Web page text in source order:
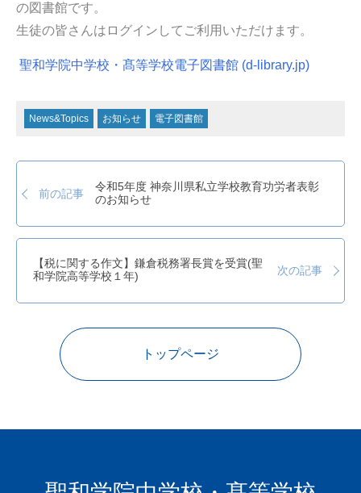
の図書館です。
生徒の皆さんはログインしてご利用いただけます。
聖和学院中学校・髙等学校電子図書館 (d-library.jp)
News&Topics お知らせ 電子図書館
前の記事
令和5年度 神奈川県私立学校教育功労者表彰
のお知らせ
【税に関する作文】鎌倉税務署長賞を受賞(聖
和学院高等学校１年)
次の記事
トップページ